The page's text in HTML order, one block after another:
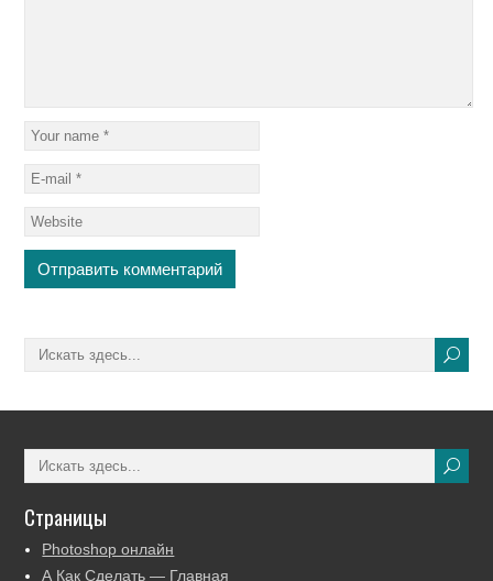
Страницы
Photoshop онлайн
А Как Сделать — Главная